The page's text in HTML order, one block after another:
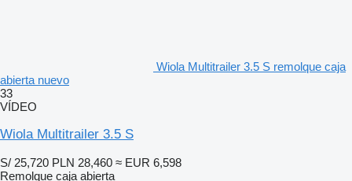
Wiola Multitrailer 3.5 S remolque caja
abierta nuevo
33
VÍDEO
Wiola Multitrailer 3.5 S
S/ 25,720 PLN 28,460 ≈ EUR 6,598
Remolque caja abierta